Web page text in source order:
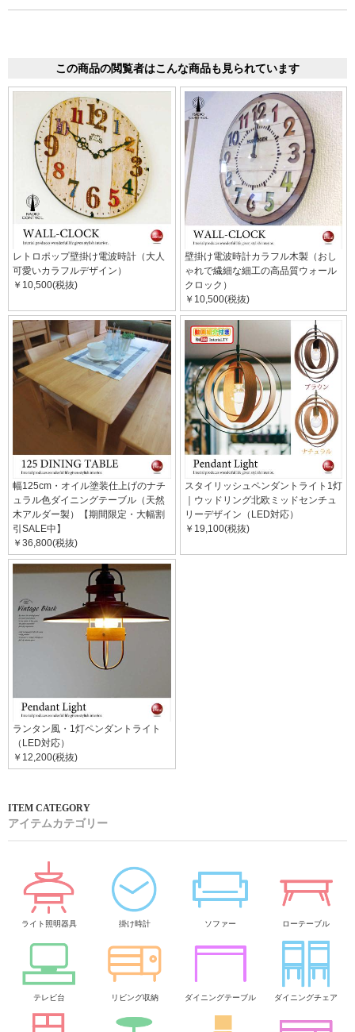
この商品の閲覧者はこんな商品も見られています
レトロポップ壁掛け電波時計（大人
可愛いカラフルデザイン）
￥10,500(税抜)
壁掛け電波時計カラフル木製（おし
ゃれで繊細な細工の高品質ウォール
クロック）
￥10,500(税抜)
幅125cm・オイル塗装仕上げのナチ
ュラル色ダイニングテーブル（天然
木アルダー製）【期間限定・大幅割
引SALE中】
￥36,800(税抜)
スタイリッシュペンダントライト1灯
｜ウッドリング北欧ミッドセンチュ
リーデザイン（LED対応）
￥19,100(税抜)
ランタン風・1灯ペンダントライト
（LED対応）
￥12,200(税抜)
アイテムカテゴリー
ライト照明器具 掛け時計 ソファー ローテーブル
テレビ台 リビング収納 ダイニングテーブル ダイニングチェア